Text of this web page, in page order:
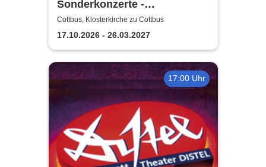
Sonderkonzerte -
Staatstheater Cottbus
Cottbus, Klosterkirche zu Cottbus
17.10.2026 - 26.03.2027
17:00 Uhr